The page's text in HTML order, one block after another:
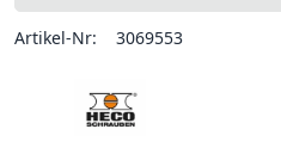
Artikel-Nr: 3069553